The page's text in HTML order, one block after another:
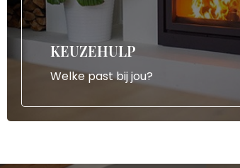
KEUZEHULP
Welke past bij jou?